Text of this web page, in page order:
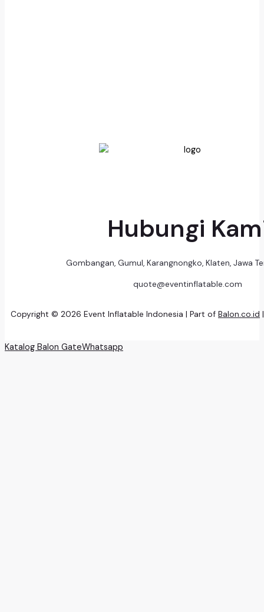
Hubungi
Gombangan, Gumul, Karangnongko, Klaten, Jawa
quote@eventinflatable.com
Copyright © 2026 Event Inflatable Indonesia | Part of Balon.co.id
Katalog Balon GateWhatsapp